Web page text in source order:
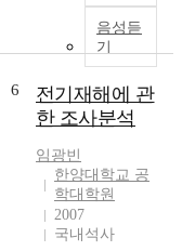
축
s여
음성듣
기
택
6
전기재해에 관
한 조사분석
임광빈
한양대학교 공
학대학원
2007
국내석사